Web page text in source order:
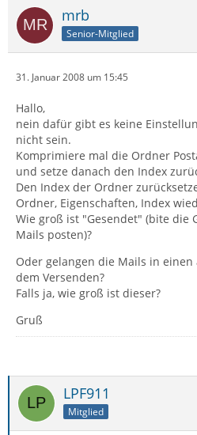
mrb
Senior-Mitglied
31. Januar 2008 um 15:45
Hallo,
nein dafür gibt es keine
nicht sein.
Komprimiere mal die Ordner
und setze danach den Index
Den Index der Ordner
Ordner, Eigenschaften, Index
Wie groß ist "Gesendet" (bite die
Mails posten)?
Oder gelangen die Mails in
dem Versenden?
Falls ja, wie groß ist dieser?
Gruß
LPF911
Mitglied